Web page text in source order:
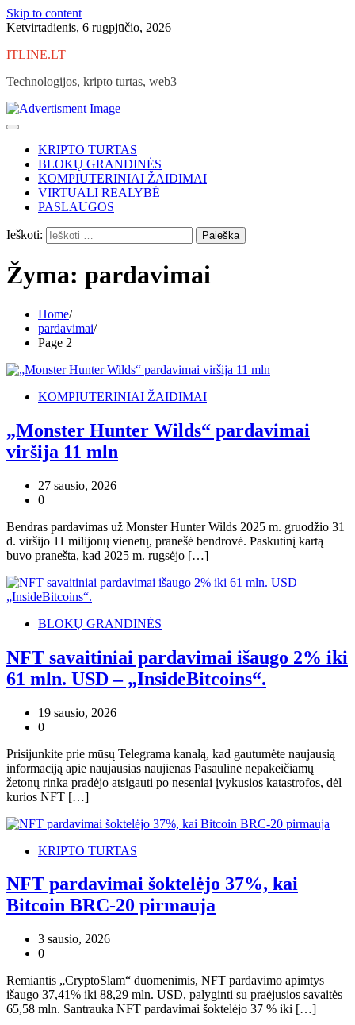
Skip to content
Ketvirtadienis, 6 rugpjūčio, 2026
ITLINE.LT
Technologijos, kripto turtas, web3
KRIPTO TURTAS
BLOKŲ GRANDINĖS
KOMPIUTERINIAI ŽAIDIMAI
VIRTUALI REALYBĖ
PASLAUGOS
Ieškoti:
Žyma: pardavimai
Home
pardavimai
Page 2
KOMPIUTERINIAI ŽAIDIMAI
„Monster Hunter Wilds“ pardavimai
viršija 11 mln
27 sausio, 2026
0
Bendras pardavimas už Monster Hunter Wilds 2025 m. gruodžio 31
d. viršijo 11 milijonų vienetų, pranešė bendrovė. Paskutinį kartą
buvo pranešta, kad 2025 m. rugsėjo […]
BLOKŲ GRANDINĖS
NFT savaitiniai pardavimai išaugo 2% iki
61 mln. USD – „InsideBitcoins“.
19 sausio, 2026
0
Prisijunkite prie mūsų Telegrama kanalą, kad gautumėte naujausią
informaciją apie naujausias naujienas Pasaulinė nepakeičiamų
žetonų rinka pradėjo atsigauti po neseniai įvykusios katastrofos, dėl
kurios NFT […]
KRIPTO TURTAS
NFT pardavimai šoktelėjo 37%, kai
Bitcoin BRC-20 pirmauja
3 sausio, 2026
0
Remiantis „CryptoSlam“ duomenimis, NFT pardavimo apimtys
išaugo 37,41% iki 88,29 mln. USD, palyginti su praėjusios savaitės
65,58 mln. Santrauka NFT pardavimai šoktelėjo 37 % iki […]